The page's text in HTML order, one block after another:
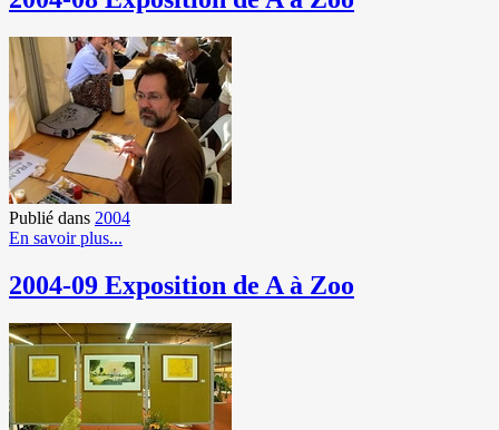
Publié dans 2004
En savoir plus...
2004-09 Exposition de A à Zoo